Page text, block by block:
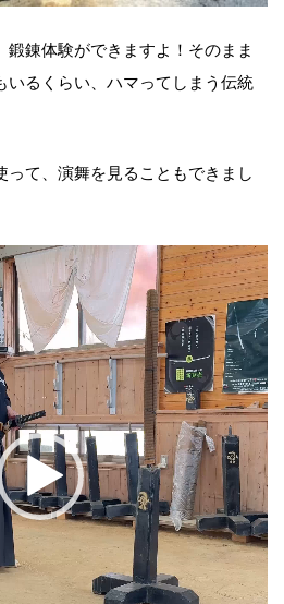
錬体験ができますよ！そのまま
いるくらい、ハマってしまう伝統
って、演舞を見ることもできまし